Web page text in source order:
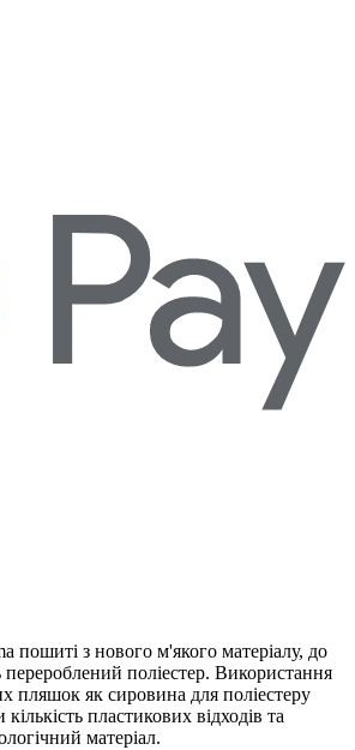
пошиті з нового м'якого матеріалу, до
перероблений поліестер. Використання
пляшок як сировина для поліестеру
пластикових відходів та
матеріал.